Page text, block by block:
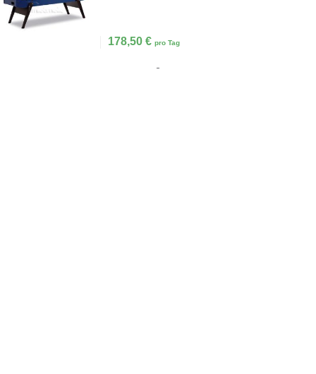
178,50 € pro Tag